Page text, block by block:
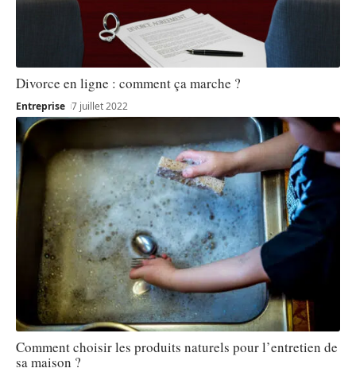
Divorce en ligne : comment ça marche ?
Entreprise 7 juillet 2022
Comment choisir les produits naturels pour l’entretien de
sa maison ?